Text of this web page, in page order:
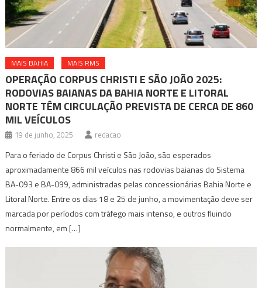
MAIS BAHIA MAIS RMS
OPERAÇÃO CORPUS CHRISTI E SÃO JOÃO 2025:
RODOVIAS BAIANAS DA BAHIA NORTE E LITORAL
NORTE TÊM CIRCULAÇÃO PREVISTA DE CERCA DE 860
MIL VEÍCULOS
19 de junho, 2025 redacao
Para o feriado de Corpus Christi e São João, são esperados
aproximadamente 866 mil veículos nas rodovias baianas do Sistema
BA-093 e BA-099, administradas pelas concessionárias Bahia Norte e
Litoral Norte. Entre os dias 18 e 25 de junho, a movimentação deve ser
marcada por períodos com tráfego mais intenso, e outros fluindo
normalmente, em […]